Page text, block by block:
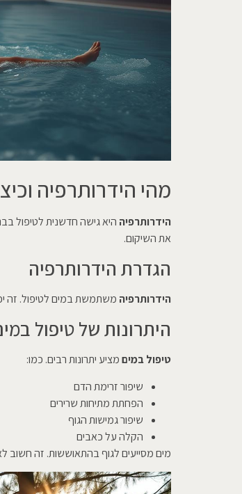
מהי הידרותרפיה
הידרותרפיה היא גישה חדשנית לטיפול
את השיקום.
הגדרת הידרותרפיה
הידרותרפיה משתמשת במים לטיפול. זה
היתרונות של טיפול
טיפול במיםמציע יתרונות רבים. כמו:
שיפור זרימת הדם
הפחתת מתיחות שרירים
שיפור גמישות הגוף
הקלה על כאבים
מים מסייעים לגוף בהתאוששות. זה חשוב